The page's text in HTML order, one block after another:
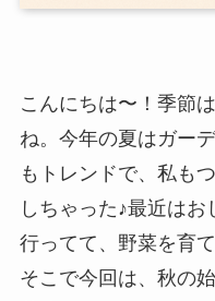
こんにちは〜！季節
ね。今年の夏はガー
もトレンドで、私も
しちゃった♪最近は
行ってて、野菜を育
そこで今回は、秋の